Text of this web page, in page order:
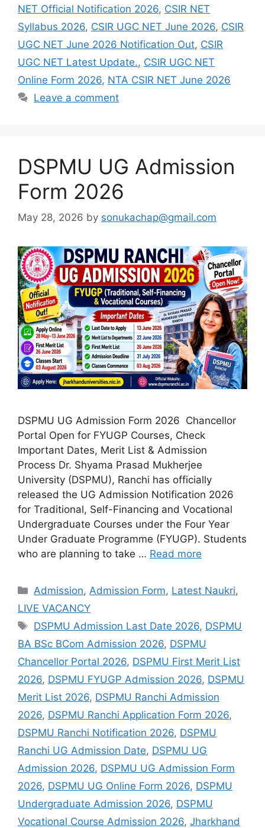
NET Official Notification 2026, CSIR NET
Syllabus 2026, CSIR UGC NET June 2026, CSIR
UGC NET June 2026 Notification Out, CSIR
UGC NET Latest Update., CSIR UGC NET
Online Form 2026, NTA CSIR NET June 2026
Leave a comment
DSPMU UG Admission
Form 2026
May 28, 2026 by sonukachap@gmail.com
DSPMU UG Admission Form 2026 Chancellor
Portal Open for FYUGP Courses, Check
Important Dates, Merit List & Admission
Process Dr. Shyama Prasad Mukherjee
University (DSPMU), Ranchi has officially
released the UG Admission Notification 2026
for Traditional, Self-Financing and Vocational
Undergraduate Courses under the Four Year
Under Graduate Programme (FYUGP). Students
who are planning to take … Read more
Admission, Admission Form, Latest Naukri,
LIVE VACANCY
DSPMU Admission Last Date 2026, DSPMU
BA BSc BCom Admission 2026, DSPMU
Chancellor Portal 2026, DSPMU First Merit List
2026, DSPMU FYUGP Admission 2026, DSPMU
Merit List 2026, DSPMU Ranchi Admission
2026, DSPMU Ranchi Application Form 2026,
DSPMU Ranchi Notification 2026, DSPMU
Ranchi UG Admission Date, DSPMU UG
Admission 2026, DSPMU UG Admission Form
2026, DSPMU UG Online Form 2026, DSPMU
Undergraduate Admission 2026, DSPMU
Vocational Course Admission 2026, Jharkhand